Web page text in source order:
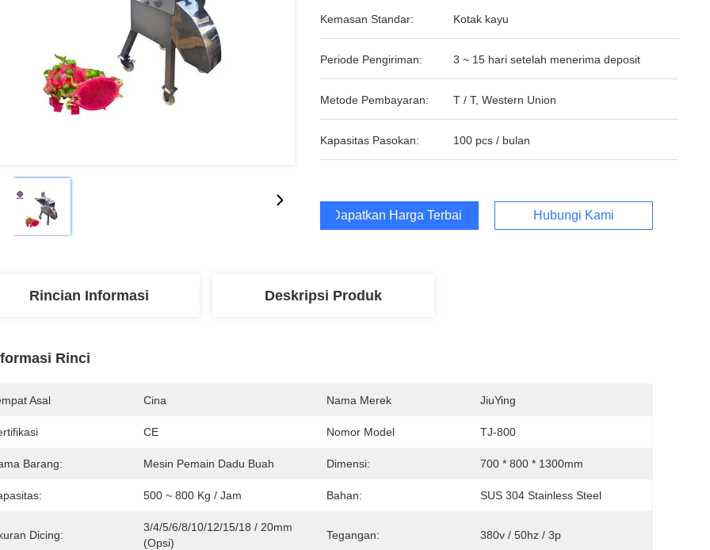
Kemasan Standar: Kotak kayu
Periode Pengiriman: 3 ~ 15 hari setelah menerima deposit
Metode Pembayaran: T / T, Western Union
Kapasitas Pasokan: 100 pcs / bulan
Dapatkan Harga Terbaik Hubungi Kami
Rincian Informasi Deskripsi Produk
Rinci
Asal Cina Nama Merek JiuYing
CE Nomor Model TJ-800
Barang: Mesin Pemain Dadu Buah Dimensi: 700 * 800 * 1300mm
500 ~ 800 Kg / Jam Bahan: SUS 304 Stainless Steel
Dicing:
3/4/5/6/8/10/12/15/18 / 20mm
(opsi)
Tegangan: 380v / 50hz / 3p